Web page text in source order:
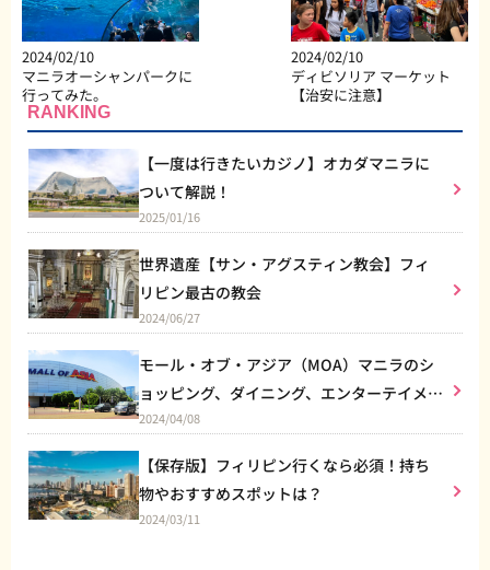
2024/02/10
マニラオーシャンパークに
行ってみた。
2024/02/10
ディビソリア マーケット
【治安に注意】
RANKING
【一度は行きたいカジノ】オカダマニラに
ついて解説！
2025/01/16
世界遺産【サン・アグスティン教会】フィ
リピン最古の教会
2024/06/27
モール・オブ・アジア（MOA）マニラのシ
ョッピング、ダイニング、エンターテイメン
トなど総合施設
2024/04/08
【保存版】フィリピン行くなら必須！持ち
物やおすすめスポットは？
2024/03/11